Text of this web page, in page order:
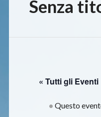
Senza
« Tutti gli Eventi
Questo